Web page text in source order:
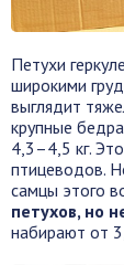
Петухи
широкими
выглядит
крупные
4,3–4,5 кг.
птицеводов.
самцы этого
петухов, но
набирают от